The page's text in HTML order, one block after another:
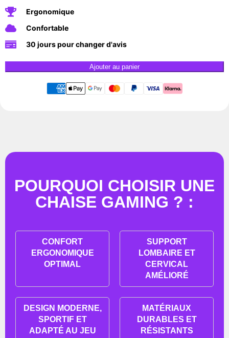
Ergonomique
Confortable
30 jours pour changer d'avis
Ajouter au panier
POURQUOI CHOISIR UNE
CHAISE GAMING ? :
CONFORT
ERGONOMIQUE
OPTIMAL
SUPPORT
LOMBAIRE ET
CERVICAL
AMÉLIORÉ
DESIGN MODERNE,
SPORTIF ET
ADAPTÉ AU JEU
MATÉRIAUX
DURABLES ET
RÉSISTANTS